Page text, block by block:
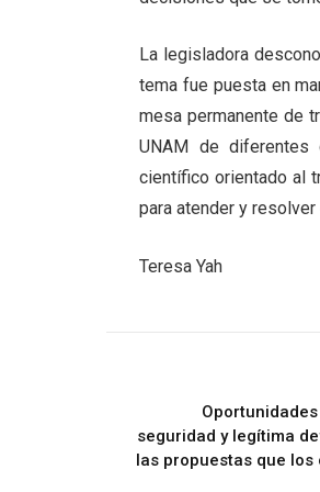
La legisladora
tema fue puesta en
mesa permanente de
UNAM de diferentes
científico orientado al
para atender y
Teresa Yah
seguridad y legítima
las propuestas que